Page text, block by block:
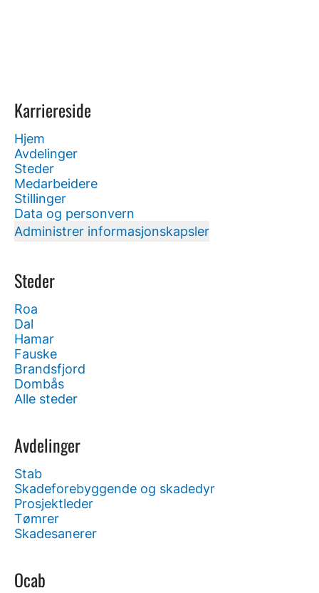
Karriereside
Hjem
Avdelinger
Steder
Medarbeidere
Stillinger
Data og personvern
Administrer informasjonskapsler
Steder
Roa
Dal
Hamar
Fauske
Brandsfjord
Dombås
Alle steder
Avdelinger
Stab
Skadeforebyggende og skadedyr
Prosjektleder
Tømrer
Skadesanerer
Ocab